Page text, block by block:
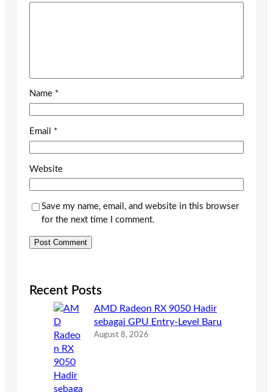
Name *
Email *
Website
Save my name, email, and website in this browser
for the next time I comment.
Recent Posts
AMD Radeon RX 9050 Hadir
sebagai GPU Entry-Level Baru
August 8, 2026